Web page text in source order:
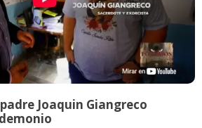
Joaquin Giangreco